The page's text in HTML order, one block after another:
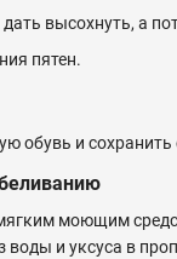
высохнуть, а
пятен.
обувь и
моющим
воды и уксуса в